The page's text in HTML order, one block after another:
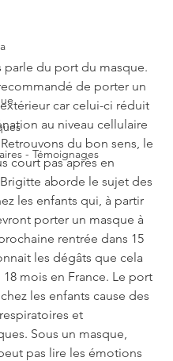
- Témoignages
parle du port du masque.
de porter un
car celui-ci réduit
au niveau cellulaire
du bon sens, le
court pas après en
aborde le sujet des
les enfants qui, à partir
porter un masque à
rentrée dans 15
les dégâts que cela
18 mois en France. Le port
les enfants cause des
et
Sous un masque,
pas lire les émotions